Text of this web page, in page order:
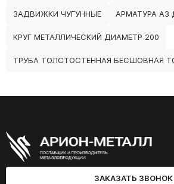
ЗАДВИЖКИ ЧУГУННЫЕ АРМАТУРА А3
КРУГ МЕТАЛЛИЧЕСКИЙ ДИАМЕТР 200
ТРУБА ТОЛСТОСТЕННАЯ БЕСШОВНАЯ
ЗАКАЗАТЬ ЗВОНОК